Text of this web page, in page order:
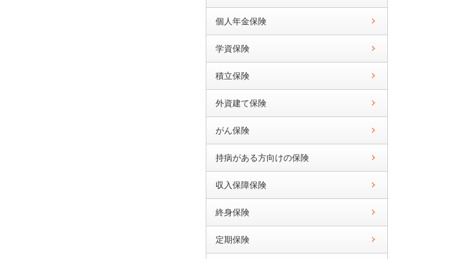
個人年金保険
学資保険
積立保険
外資建て保険
がん保険
持病がある方向けの保険
収入保障保険
終身保険
定期保険